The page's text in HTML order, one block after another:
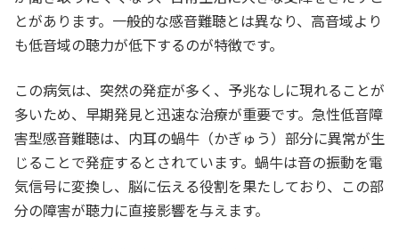
とがあります。一般的な感音難聴とは異なり、高音域より
も低音域の聴力が低下するのが特徴です。
この病気は、突然の発症が多く、予兆なしに現れることが
多いため、早期発見と迅速な治療が重要です。急性低音障
害型感音難聴は、内耳の蝸牛（かぎゅう）部分に異常が生
じることで発症するとされています。蝸牛は音の振動を電
気信号に変換し、脳に伝える役割を果たしており、この部
分の障害が聴力に直接影響を与えます。